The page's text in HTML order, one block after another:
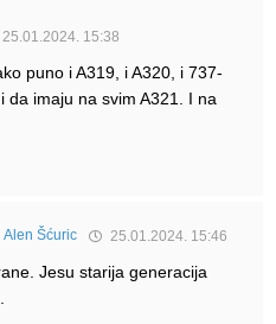
25.01.2024. 15:38
puno i A319, i A320, i 737-
da imaju na svim A321. I na
Alen Šćuric 25.01.2024. 15:46
Jesu starija generacija